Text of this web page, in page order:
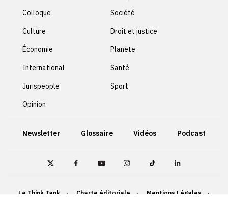
Colloque
Culture
Économie
International
Jurispeople
Opinion
Société
Droit et justice
Planète
Santé
Sport
Newsletter Glossaire Vidéos Podcast
Le Think Tank Charte éditoriale Mentions Légales